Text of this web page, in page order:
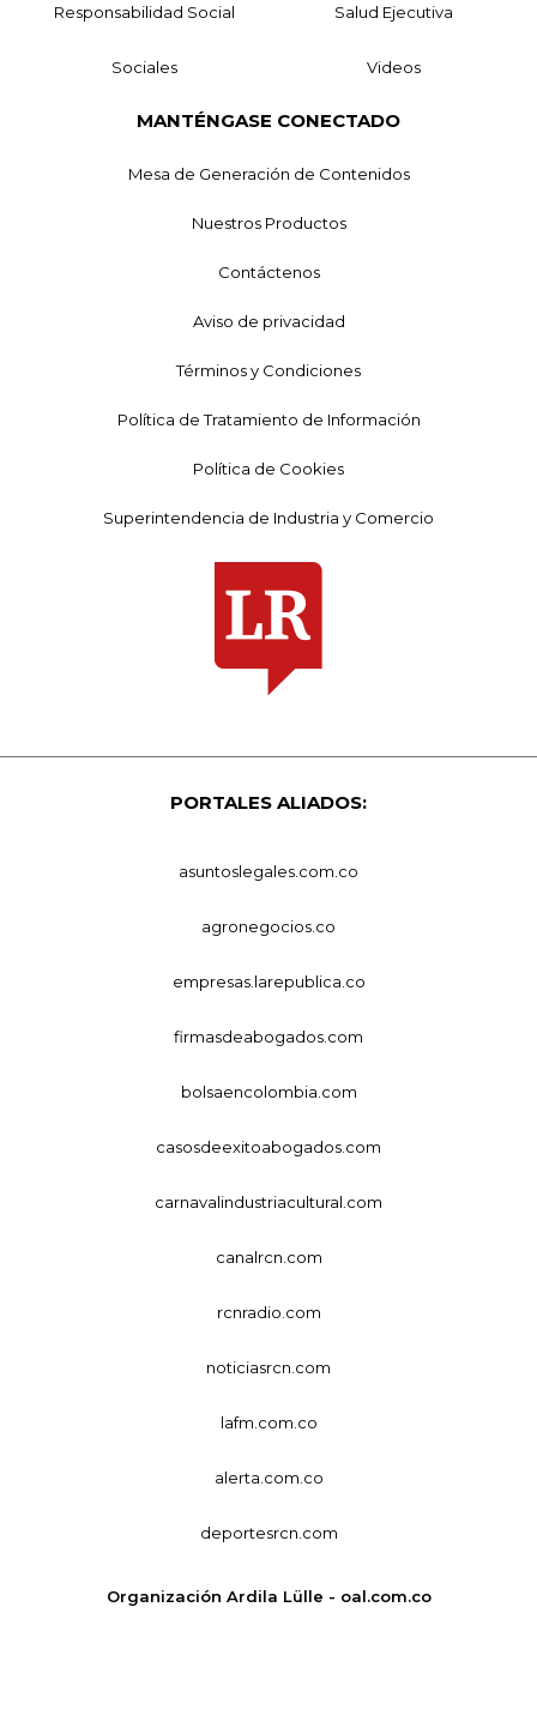
Responsabilidad Social Salud Ejecutiva
Sociales Videos
MANTÉNGASE CONECTADO
Mesa de Generación de Contenidos
Nuestros Productos
Contáctenos
Aviso de privacidad
Términos y Condiciones
Política de Tratamiento de Información
Política de Cookies
Superintendencia de Industria y Comercio
PORTALES ALIADOS:
asuntoslegales.com.co
agronegocios.co
empresas.larepublica.co
firmasdeabogados.com
bolsaencolombia.com
casosdeexitoabogados.com
carnavalindustriacultural.com
canalrcn.com
rcnradio.com
noticiasrcn.com
lafm.com.co
alerta.com.co
deportesrcn.com
Organización Ardila Lülle - oal.com.co